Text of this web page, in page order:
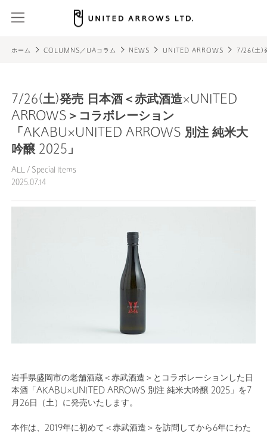
ホーム COLUMNS／UAコラム NEWS UNITED ARROWS 7/26(土)
7/26(土)発売 日本酒＜赤武酒造×UNITED
ARROWS＞コラボレーション
「AKABU×UNITED ARROWS 別注 純米大
吟醸 2025」
ALL / Special Items
2025.07.14
岩手県盛岡市の老舗酒蔵＜赤武酒造＞とコラボレーションした日
本酒「AKABU×UNITED ARROWS 別注 純米大吟醸 2025」を7
月26日（土）に発売いたします。
本作は、2019年に初めて＜赤武酒造＞を訪問してから6年にわた